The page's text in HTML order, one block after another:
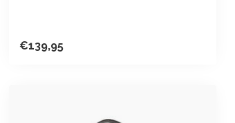
€139,95